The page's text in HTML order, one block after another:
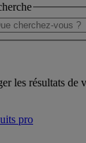
les résultats de
pro